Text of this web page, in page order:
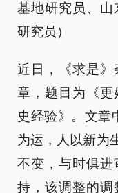
基地研究员、山
研究员）
近日，《求是》
章，题目为《更
史经验》。文章
为运，人以新为
不变，与时俱进
持，该调整的调